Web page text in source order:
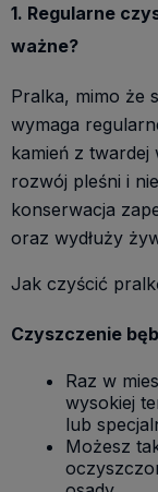
1. Regularne
ważne?
Pralka, mimo że
wymaga
kamień z
rozwój pleśni i
konserwacja
oraz wydłuży
Jak czyścić
Czyszczenie
Raz w
wysokiej
lub
Możesz